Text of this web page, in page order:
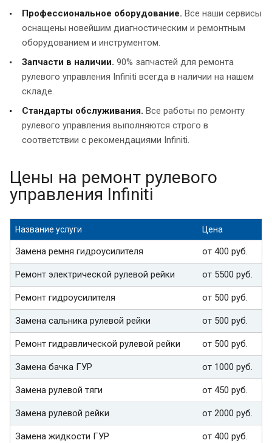
Профессиональное оборудование. Все наши сервисы
оснащены новейшим диагностическим и ремонтным
оборудованием и инструментом.
Запчасти в наличии. 90% запчастей для ремонта
рулевого управления Infiniti всегда в наличии на нашем
складе.
Стандарты обслуживания. Все работы по ремонту
рулевого управления выполняются строго в
соответствии с рекомендациями Infiniti.
Цены на ремонт рулевого
управления Infiniti
Название услуги Цена
Замена ремня гидроусилителя от 400 руб.
Ремонт электрической рулевой рейки от 5500 руб.
Ремонт гидроусилителя от 500 руб.
Замена сальника рулевой рейки от 500 руб.
Ремонт гидравлической рулевой рейки от 500 руб.
Замена бачка ГУР от 1000 руб.
Замена рулевой тяги от 450 руб.
Замена рулевой рейки от 2000 руб.
Замена жидкости ГУР от 400 руб.